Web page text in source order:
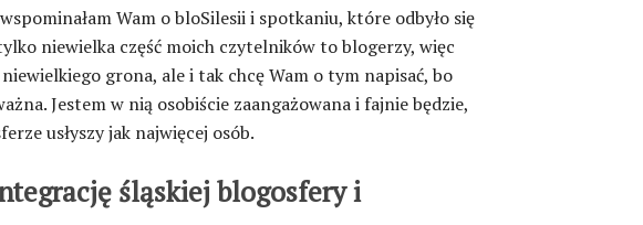
Wam o bloSilesii i spotkaniu, które odbyło się
niewielka część moich czytelników to blogerzy, więc
grona, ale i tak chcę Wam o tym napisać, bo
Jestem w nią osobiście zaangażowana i fajnie będzie,
usłyszy jak najwięcej osób.
śląskiej blogosfery i